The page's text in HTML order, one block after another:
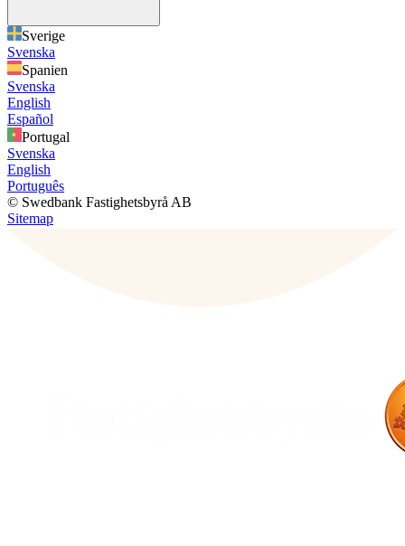
Sverige
Svenska
Spanien
Svenska
English
Español
Portugal
Svenska
English
Português
© Swedbank Fastighetsbyrå AB
Sitemap